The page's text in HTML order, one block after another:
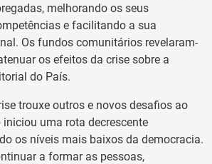
melhorando os seus
e facilitando a sua
Os fundos comunitários revelaram-
os efeitos da crise sobre a
do País.
trouxe outros e novos desafios ao
iniciou uma rota decrescente
os níveis mais baixos da democracia.
a formar as pessoas,